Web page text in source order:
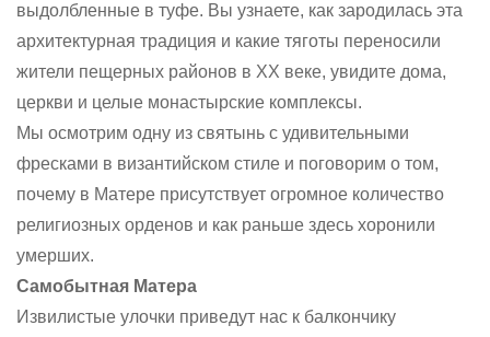
выдолбленные в туфе. Вы узнаете, как зародилась эта
архитектурная традиция и какие тяготы переносили
жители пещерных районов в XX веке, увидите дома,
церкви и целые монастырские комплексы.
Мы осмотрим одну из святынь с удивительными
фресками в византийском стиле и поговорим о том,
почему в Матере присутствует огромное количество
религиозных орденов и как раньше здесь хоронили
умерших.
Самобытная Матера
Извилистые улочки приведут нас к балкончику